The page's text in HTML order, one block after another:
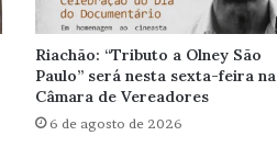
Riachão: “Tributo a Olney São
Paulo” será nesta sexta-feira na
Câmara de Vereadores
6 de agosto de 2026